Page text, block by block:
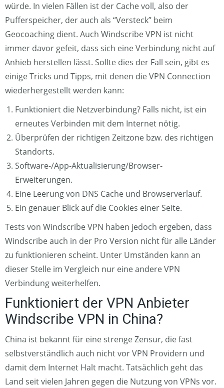
würde. In vielen Fällen ist der Cache voll, also der
Pufferspeicher, der auch als “Versteck” beim
Geocoaching dient. Auch Windscribe VPN ist nicht
immer davor gefeit, dass sich eine Verbindung nicht auf
Anhieb herstellen lässt. Sollte dies der Fall sein, gibt es
einige Tricks und Tipps, mit denen die VPN Connection
wiederhergestellt werden kann:
Funktioniert die Netzverbindung? Falls nicht, ist ein
erneutes Verbinden mit dem Internet nötig.
Überprüfen der richtigen Zeitzone bzw. des richtigen
Standorts.
Software-/App-Aktualisierung/Browser-
Erweiterungen.
Eine Leerung von DNS Cache und Browserverlauf.
Ein genauer Blick auf die Cookies einer Seite.
Tests von Windscribe VPN haben jedoch ergeben, dass
Windscribe auch in der Pro Version nicht für alle Länder
zu funktionieren scheint. Unter Umständen kann an
dieser Stelle im Vergleich nur eine andere VPN
Verbindung weiterhelfen.
Funktioniert der VPN Anbieter
Windscribe VPN in China?
China ist bekannt für eine strenge Zensur, die fast
selbstverständlich auch nicht vor VPN Providern und
damit dem Internet Halt macht. Tatsächlich geht das
Land seit vielen Jahren gegen die Nutzung von VPNs vor.